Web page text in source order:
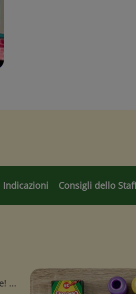
Indicazioni Consigli dello
...